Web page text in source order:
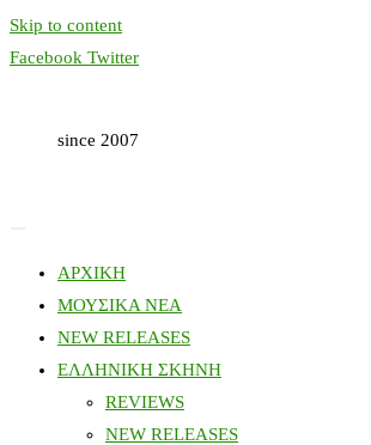
Skip to content
Facebook Twitter
since 2007
ΑΡΧΙΚΗ
ΜΟΥΣΙΚΑ ΝΕΑ
NEW RELEASES
ΕΛΛΗΝΙΚΗ ΣΚΗΝΗ
REVIEWS
NEW RELEASES